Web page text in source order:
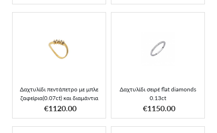
Δαχτυλίδι πεντάπετρο με μπλε
ζαφείρια(0.07ct) και διαμάντια
€1120.00
Δαχτυλίδι πεντάπετρο με
μπλε ζαφείρια(0.07ct) και
διαμάντια
ΑΠΟΚΤΗΣΕ ΤΟ
Δαχτυλίδι σειρέ flat diamonds
0.13ct
€1150.00
Δαχτυλίδι σειρέ flat
diamonds 0.13ct
ΑΠΟΚΤΗΣΕ ΤΟ